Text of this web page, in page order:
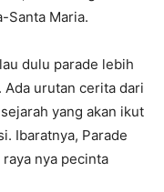
Santa Maria.
dulu parade lebih
Ada urutan cerita dari
yang akan ikut
Ibaratnya, Parade
nya pecinta